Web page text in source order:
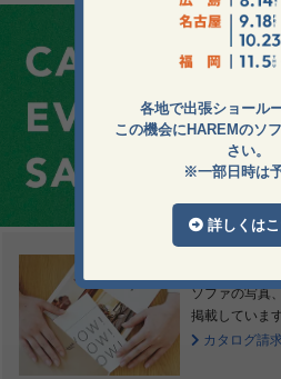
各地で出張ショール
この機会にHAREMのソ
さい。
※一部日時は
詳しくはこ
ソファの写真
掲載しています
カタログ請